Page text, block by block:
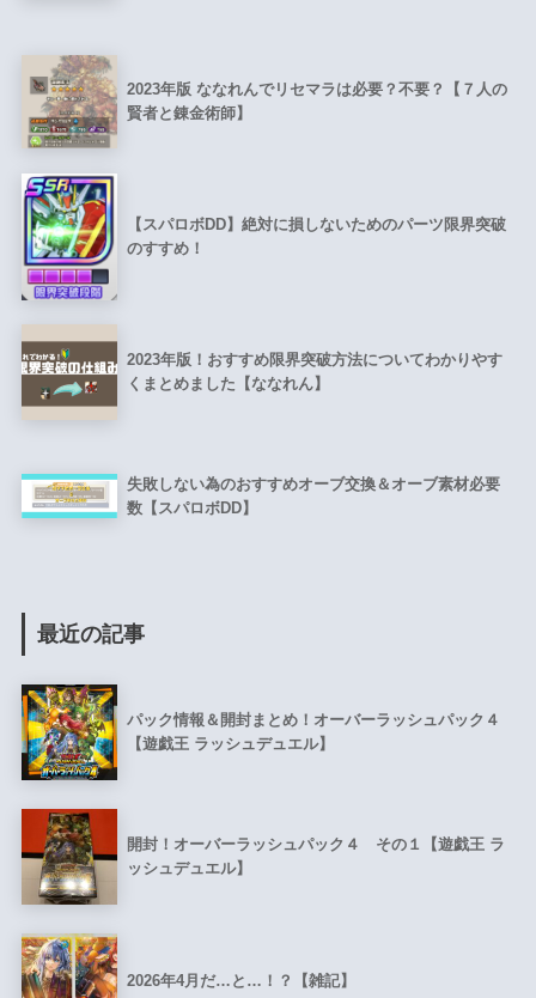
2023年版 ななれんでリセマラは必要？不要？【７人の
賢者と錬金術師】
【スパロボDD】絶対に損しないためのパーツ限界突破
のすすめ！
2023年版！おすすめ限界突破方法についてわかりやす
くまとめました【ななれん】
失敗しない為のおすすめオーブ交換＆オーブ素材必要
数【スパロボDD】
最近の記事
パック情報＆開封まとめ！オーバーラッシュパック４
【遊戯王 ラッシュデュエル】
開封！オーバーラッシュパック４ その１【遊戯王 ラ
ッシュデュエル】
2026年4月だ…と…！？【雑記】